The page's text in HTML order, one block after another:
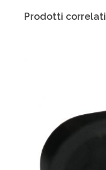
Prodotti correlati